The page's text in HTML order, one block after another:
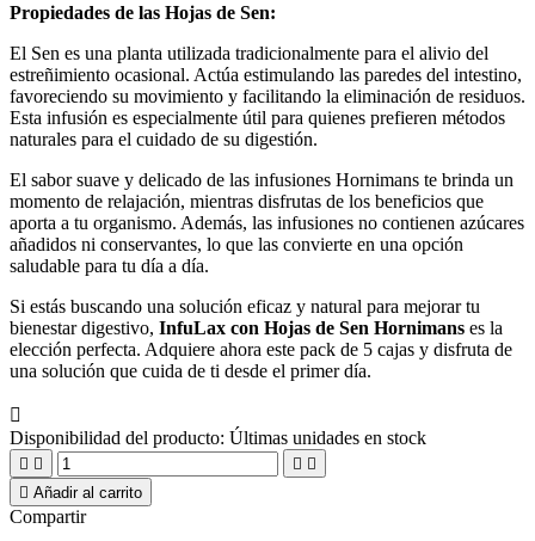
Propiedades de las Hojas de Sen:
El Sen es una planta utilizada tradicionalmente para el alivio del
estreñimiento ocasional. Actúa estimulando las paredes del intestino,
favoreciendo su movimiento y facilitando la eliminación de residuos.
Esta infusión es especialmente útil para quienes prefieren métodos
naturales para el cuidado de su digestión.
El sabor suave y delicado de las infusiones Hornimans te brinda un
momento de relajación, mientras disfrutas de los beneficios que
aporta a tu organismo. Además, las infusiones no contienen azúcares
añadidos ni conservantes, lo que las convierte en una opción
saludable para tu día a día.
Si estás buscando una solución eficaz y natural para mejorar tu
bienestar digestivo, InfuLax con Hojas de Sen Hornimans es la
elección perfecta. Adquiere ahora este pack de 5 cajas y disfruta de
una solución que cuida de ti desde el primer día.

Disponibilidad del producto: Últimas unidades en stock
   
 Añadir al carrito
Compartir